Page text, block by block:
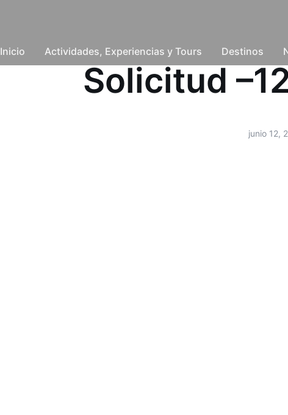
Inicio Actividades, Experiencias y Tours Destinos
Solicitud
junio 12,